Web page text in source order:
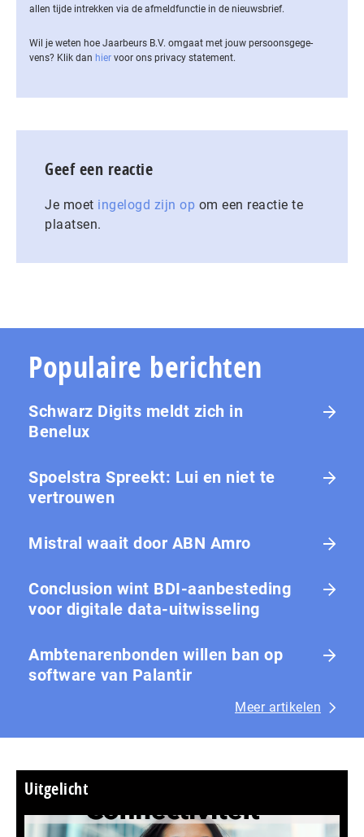
allen tijde intrekken via de af­meld­func­tie in de nieuwsbrief.
Wil je weten hoe Jaarbeurs B.V. omgaat met jouw per­soons­ge­ge­
vens? Klik dan hier voor ons privacy statement.
Geef een reactie
Je moet ingelogd zijn op om een reactie te
plaatsen.
Populaire berichten
Schwarz Digits meldt zich in
Benelux
Spoelstra Spreekt: Lui en niet te
vertrouwen
Mistral waait door ABN Amro
Conclusion wint BDI-aanbesteding
voor digitale data-uitwisseling
Ambtenarenbonden willen ban op
software van Palantir
Meer artikelen
Uitgelicht